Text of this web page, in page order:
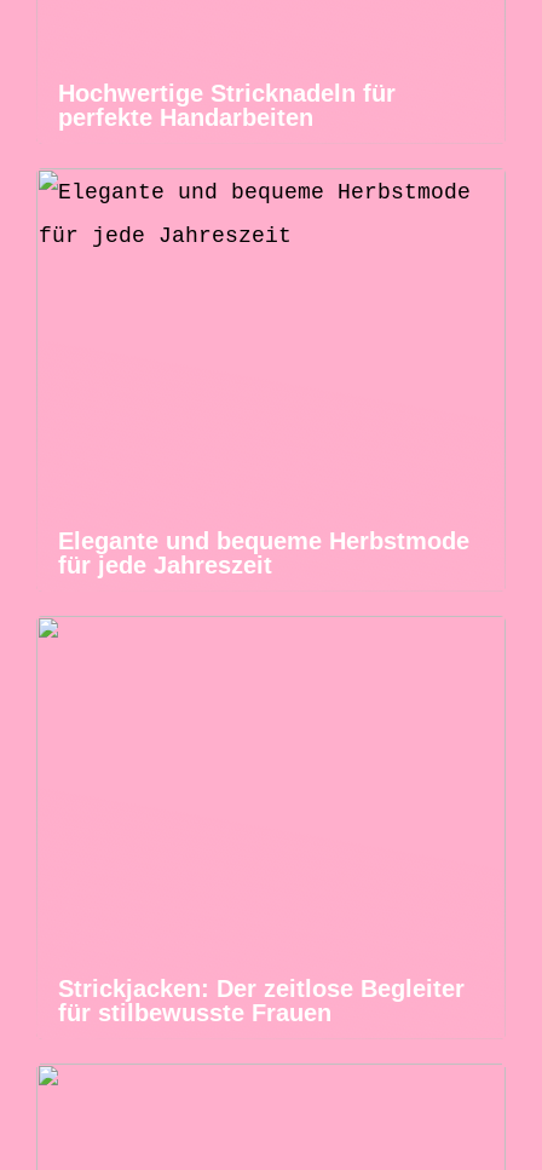
Hochwertige Stricknadeln für
perfekte Handarbeiten
Elegante und bequeme Herbstmode
für jede Jahreszeit
Strickjacken: Der zeitlose Begleiter
für stilbewusste Frauen